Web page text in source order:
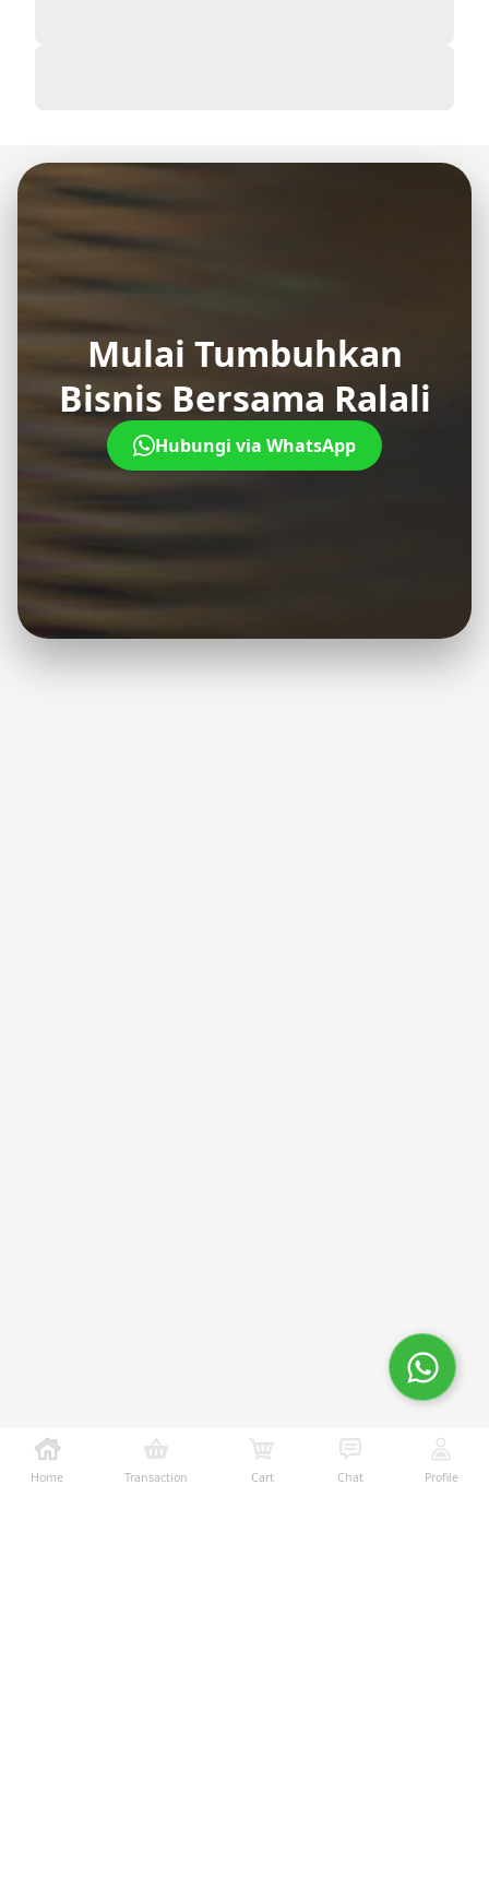
Mulai Tumbuhkan
Bisnis Bersama Ralali
Hubungi via WhatsApp
Home Transaction Cart Chat Profile